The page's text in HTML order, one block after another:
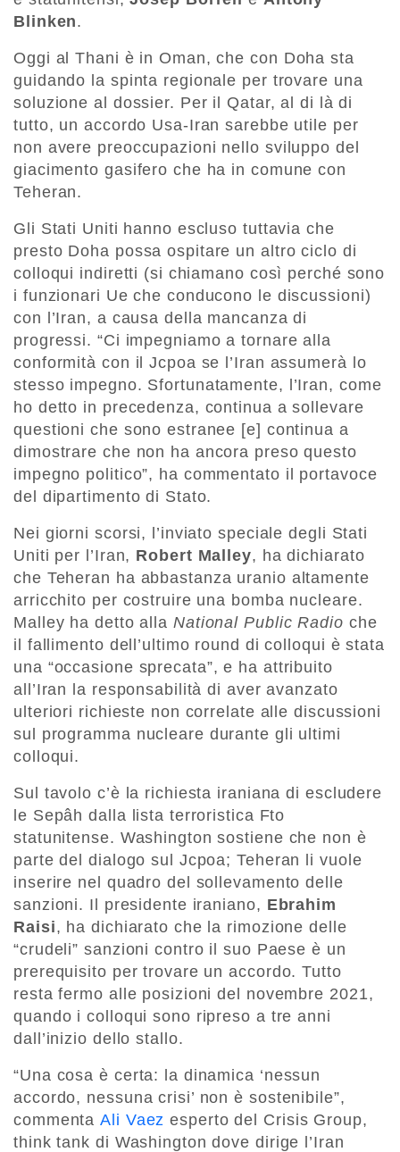
Blinken.
Oggi al Thani è in Oman, che con Doha sta
guidando la spinta regionale per trovare una
soluzione al dossier. Per il Qatar, al di là di
tutto, un accordo Usa-Iran sarebbe utile per
non avere preoccupazioni nello sviluppo del
giacimento gasifero che ha in comune con
Teheran.
Gli Stati Uniti hanno escluso tuttavia che
presto Doha possa ospitare un altro ciclo di
colloqui indiretti (si chiamano così perché sono
i funzionari Ue che conducono le discussioni)
con l’Iran, a causa della mancanza di
progressi. “Ci impegniamo a tornare alla
conformità con il Jcpoa se l’Iran assumerà lo
stesso impegno. Sfortunatamente, l’Iran, come
ho detto in precedenza, continua a sollevare
questioni che sono estranee [e] continua a
dimostrare che non ha ancora preso questo
impegno politico”, ha commentato il portavoce
del dipartimento di Stato.
Nei giorni scorsi, l’inviato speciale degli Stati
Uniti per l’Iran, Robert Malley, ha dichiarato
che Teheran ha abbastanza uranio altamente
arricchito per costruire una bomba nucleare.
Malley ha detto alla National Public Radio che
il fallimento dell’ultimo round di colloqui è stata
una “occasione sprecata”, e ha attribuito
all’Iran la responsabilità di aver avanzato
ulteriori richieste non correlate alle discussioni
sul programma nucleare durante gli ultimi
colloqui.
Sul tavolo c’è la richiesta iraniana di escludere
le Sepâh dalla lista terroristica Fto
statunitense. Washington sostiene che non è
parte del dialogo sul Jcpoa; Teheran li vuole
inserire nel quadro del sollevamento delle
sanzioni. Il presidente iraniano, Ebrahim
Raisi, ha dichiarato che la rimozione delle
“crudeli” sanzioni contro il suo Paese è un
prerequisito per trovare un accordo. Tutto
resta fermo alle posizioni del novembre 2021,
quando i colloqui sono ripreso a tre anni
dall’inizio dello stallo.
“Una cosa è certa: la dinamica ‘nessun
accordo, nessuna crisi’ non è sostenibile”,
commentaAli Vaez esperto del Crisis Group,
think tank di Washington dove dirige l’Iran